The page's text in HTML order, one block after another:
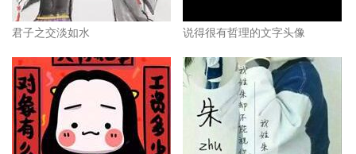
君子之交淡如水 说得很有哲理的文字头像